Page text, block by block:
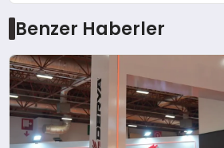
Benzer Haberler